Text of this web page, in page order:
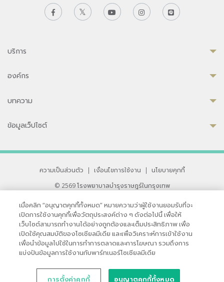
บริการ
องค์กร
บทความ
ข้อมูลเว็ปไซต์
ความเป็นส่วนตัว | เงื่อนไขการใช้งาน |
นโยบายคุกกี้
© 2569 โรงพยาบาลบำรุงราษฎร์ในกรุงเทพ
33 สุขุมวิท ซอย 3 เขตวัฒนา กรุงเทพ 10110 ประเทศไทย
หากท่านมีข้อคิดเห็นหรือปัญหาในการใช้เว็บไซต์ของเรา
เมื่อคลิก “อนุญาตคุกกี้ทั้งหมด” หมายความว่าผู้ใช้งานยอมรับที่จะ
เปิดการใช้งานคุกกี้เพื่อวัตถุประสงค์ต่าง ๆ ดังต่อไปนี้ เพื่อให้
เว็บไซต์สามารถทำงานได้อย่างถูกต้องและเต็มประสิทธิภาพ เพื่อ
เปิดใช้คุณสมบัติของโซเชียลมีเดีย และเพื่อวิเคราะห์การเข้าใช้งาน
เพื่อนำข้อมูลไปใช้ในการทำการตลาดและการโฆษณา รวมถึงการ
แบ่งปันข้อมูลการใช้งานกับพาร์ทเนอร์โซเชียลมีเดีย
การตั้งค่าคุกกี้ อนุญาตคุกกี้ทั้งหมด